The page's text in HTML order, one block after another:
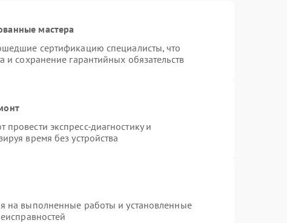
мастера
сертификацию специалисты, что
и сохранение гарантийных обязательств
экспресс-диагностику и
время без устройства
на выполненные работы и установленные